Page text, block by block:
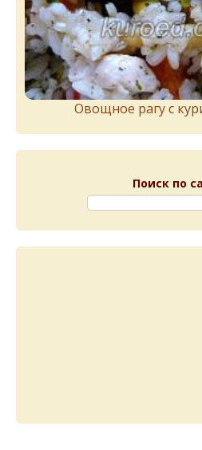
Овощное рагу с
Поиск по